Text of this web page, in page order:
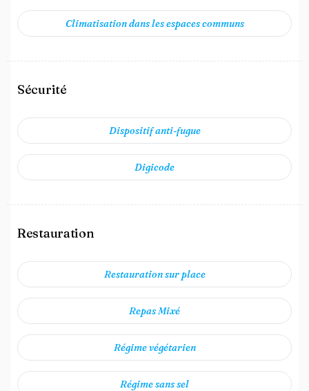
Climatisation dans les espaces communs
Sécurité
Dispositif anti-fugue
Digicode
Restauration
Restauration sur place
Repas Mixé
Régime végétarien
Régime sans sel